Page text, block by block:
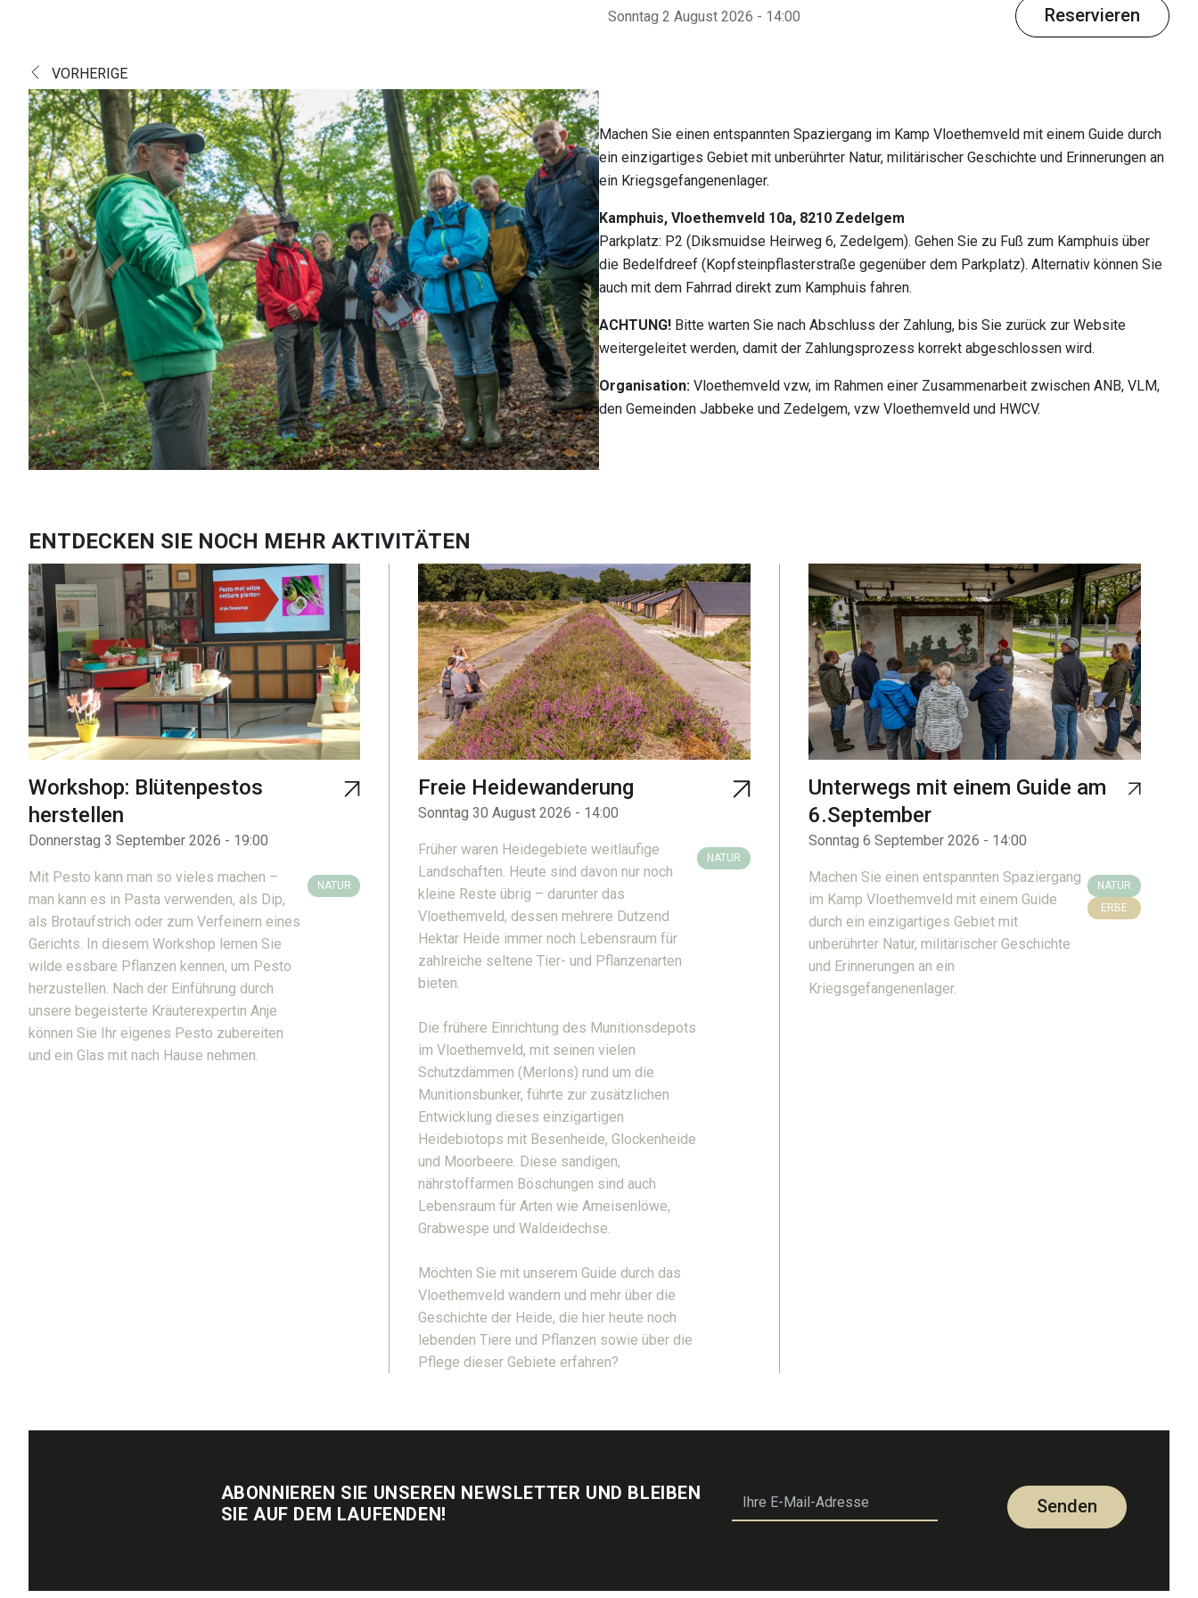
Sehenswürdigkeiten in der Region
Sonntag 2 August 2026 - 14:00 Reservieren
VORHERIGE
Machen Sie einen entspannten Spaziergang im Kamp Vloethemveld mit einem Guide durch
ein einzigartiges Gebiet mit unberührter Natur, militärischer Geschichte und Erinnerungen an
ein Kriegsgefangenenlager.
Kamphuis, Vloethemveld 10a, 8210 Zedelgem
Parkplatz: P2 (Diksmuidse Heirweg 6, Zedelgem). Gehen Sie zu Fuß zum Kamphuis über
die Bedelfdreef (Kopfsteinpflasterstraße gegenüber dem Parkplatz). Alternativ können Sie
auch mit dem Fahrrad direkt zum Kamphuis fahren.
ACHTUNG! Bitte warten Sie nach Abschluss der Zahlung, bis Sie zurück zur Website
weitergeleitet werden, damit der Zahlungsprozess korrekt abgeschlossen wird.
Organisation: Vloethemveld vzw, im Rahmen einer Zusammenarbeit zwischen ANB, VLM,
den Gemeinden Jabbeke und Zedelgem, vzw Vloethemveld und HWCV.
ENTDECKEN SIE NOCH MEHR AKTIVITÄTEN
Workshop: Blütenpestos
herstellen
Donnerstag 3 September 2026 - 19:00
Mit Pesto kann man so vieles machen –
man kann es in Pasta verwenden, als Dip,
als Brotaufstrich oder zum Verfeinern eines
Gerichts. In diesem Workshop lernen Sie
wilde essbare Pflanzen kennen, um Pesto
herzustellen. Nach der Einführung durch
unsere begeisterte Kräuterexpertin Anje
können Sie Ihr eigenes Pesto zubereiten
und ein Glas mit nach Hause nehmen.
NATUR
Freie Heidewanderung
Sonntag 30 August 2026 - 14:00
Früher waren Heidegebiete weitläufige
Landschaften. Heute sind davon nur noch
kleine Reste übrig – darunter das
Vloethemveld, dessen mehrere Dutzend
Hektar Heide immer noch Lebensraum für
zahlreiche seltene Tier- und Pflanzenarten
bieten.
Die frühere Einrichtung des Munitionsdepots
im Vloethemveld, mit seinen vielen
Schutzdämmen (Merlons) rund um die
Munitionsbunker, führte zur zusätzlichen
Entwicklung dieses einzigartigen
Heidebiotops mit Besenheide, Glockenheide
und Moorbeere. Diese sandigen,
nährstoffarmen Böschungen sind auch
Lebensraum für Arten wie Ameisenlöwe,
Grabwespe und Waldeidechse.
Möchten Sie mit unserem Guide durch das
Vloethemveld wandern und mehr über die
Geschichte der Heide, die hier heute noch
lebenden Tiere und Pflanzen sowie über die
Pflege dieser Gebiete erfahren?
NATUR
Unterwegs mit einem Guide am
6.September
Sonntag 6 September 2026 - 14:00
Machen Sie einen entspannten Spaziergang
im Kamp Vloethemveld mit einem Guide
durch ein einzigartiges Gebiet mit
unberührter Natur, militärischer Geschichte
und Erinnerungen an ein
Kriegsgefangenenlager.
NATUR
ERBE
ABONNIEREN SIE UNSEREN NEWSLETTER UND BLEIBEN
SIE AUF DEM LAUFENDEN!
Senden